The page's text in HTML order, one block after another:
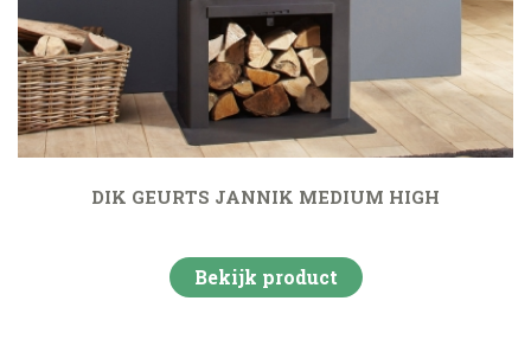
DIK GEURTS JANNIK MEDIUM HIGH
Bekijk product